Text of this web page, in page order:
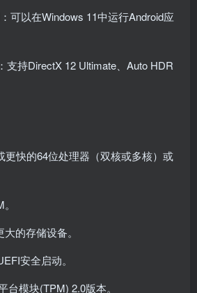
可以在Windows 11中运行Android应
支持DirectX 12 Ultimate、Auto HDR
更快的64位处理器（双核或多核）或
的存储设备。
安全启动。
台模块(TPM) 2.0版本。